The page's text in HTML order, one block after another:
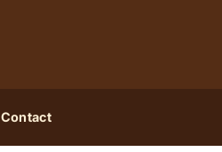
Contact